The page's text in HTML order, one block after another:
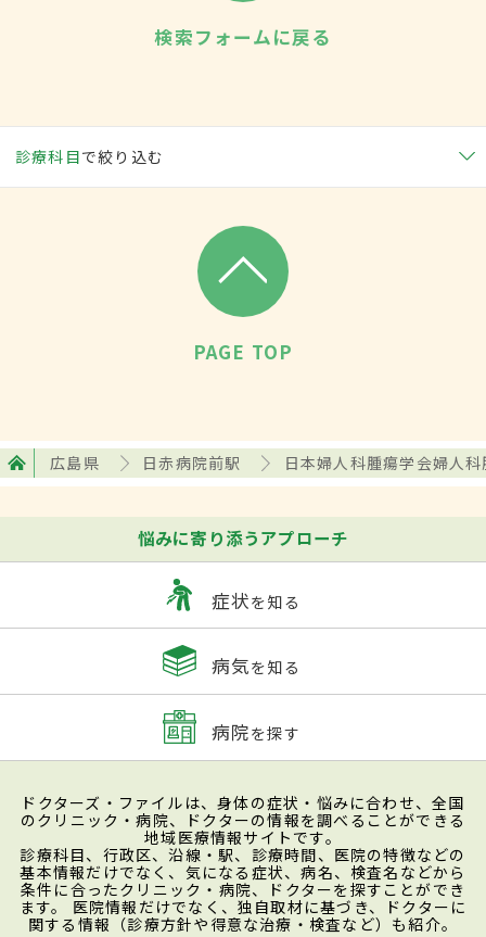
検索フォームに戻る
診療科目で絞り込む
PAGE TOP
広島県 日赤病院前駅 日本婦人科腫瘍学会婦人
悩みに寄り添うアプローチ
症状を知る
病気を知る
病院を探す
ドクターズ・ファイルは、身体の症状・悩みに合わせ、全国
のクリニック・病院、ドクターの情報を調べることができる
地域医療情報サイトです。
診療科目、行政区、沿線・駅、診療時間、医院の特徴などの
基本情報だけでなく、気になる症状、病名、検査名などから
条件に合ったクリニック・病院、ドクターを探すことができ
ます。 医院情報だけでなく、独自取材に基づき、ドクターに
関する情報（診療方針や得意な治療・検査など）も紹介。